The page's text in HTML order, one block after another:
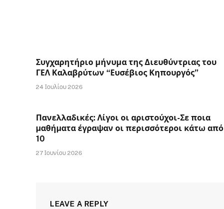
Συγχαρητήριο μήνυμα της Διευθύντριας του
ΓΕΛ Καλαβρύτων “Ευσέβιος Κηπουργός”
24 Ιουλίου 2026
Πανελλαδικές: Λίγοι οι αριστούχοι-Σε ποια
µαθήµατα έγραψαν οι περισσότεροι κάτω από
10
27 Ιουνίου 2026
LEAVE A REPLY